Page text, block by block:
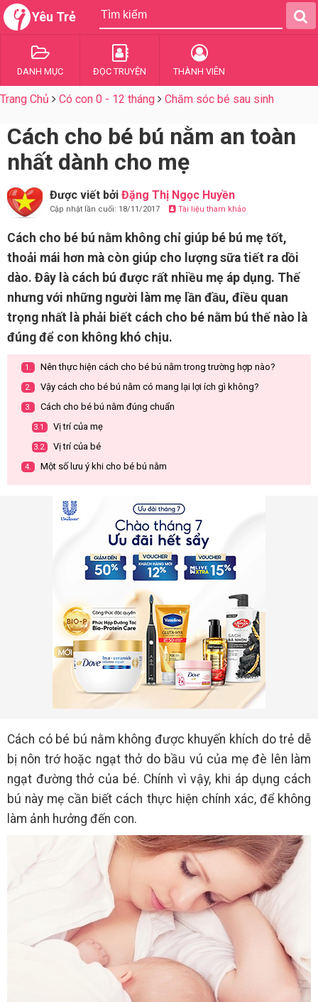
Yêu Trẻ
DANH MỤC ĐỌC TRUYỆN THÀNH VIÊN
Trang Chủ Có con 0 - 12 tháng Chăm sóc bé sau sinh
Cách cho bé bú nằm an toàn
nhất dành cho mẹ
Được viết bởi Đặng Thị Ngọc Huyền
Cập nhật lần cuối: 18/11/2017 Tài liệu tham khảo
Cách cho bé bú nằm không chỉ giúp bé bú mẹ tốt,
thoải mái hơn mà còn giúp cho lượng sữa tiết ra dồi
dào. Đây là cách bú được rất nhiều mẹ áp dụng. Thế
nhưng với những người làm mẹ lần đầu, điều quan
trọng nhất là phải biết cách cho bé nằm bú thế nào là
đúng để con không khó chịu.
1. Nên thực hiện cách cho bé bú nằm trong trường hợp nào?
2. Vậy cách cho bé bú nằm có mang lại lợi ích gì không?
3. Cách cho bé bú nằm đúng chuẩn
3.1. Vị trí của mẹ
3.2. Vị trí của bé
4. Một số lưu ý khi cho bé bú nằm
Cách có bé bú nằm không được khuyến khích do trẻ dễ
bị nôn trớ hoặc ngạt thở do bầu vú của mẹ đè lên làm
ngạt đường thở của bé. Chính vì vậy, khi áp dụng cách
bú này mẹ cần biết cách thực hiện chính xác, để không
làm ảnh hưởng đến con.